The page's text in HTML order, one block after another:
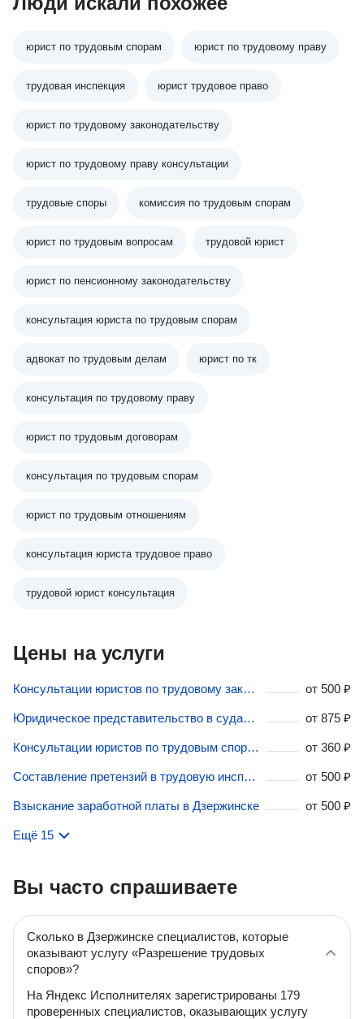
юрист по трудовым спорам юрист по трудовому праву
трудовая инспекция юрист трудовое право
юрист по трудовому законодательству
юрист по трудовому праву консультации
трудовые споры комиссия по трудовым спорам
юрист по трудовым вопросам трудовой юрист
юрист по пенсионному законодательству
консультация юриста по трудовым спорам
адвокат по трудовым делам юрист по тк
консультация по трудовому праву
юрист по трудовым договорам
консультация по трудовым спорам
юрист по трудовым отношениям
консультация юриста трудовое право
трудовой юрист консультация
Цены на услуги
Консультации юристов по трудовому законодательству в Дзержинске от 500 ₽
Юридическое представительство в судах для решения трудовых споров в Дзержинске от 875 ₽
Консультации юристов по трудовым спорам в Дзержинске от 360 ₽
Составление претензий в трудовую инспекцию в Дзержинске от 500 ₽
Взыскание заработной платы в Дзержинске от 500 ₽
Ещё 15
Вы часто спрашиваете
Сколько в Дзержинске специалистов, которые
оказывают услугу «Разрешение трудовых
споров»?
На Яндекс Исполнителях зарегистрированы 179
проверенных специалистов, оказывающих услугу